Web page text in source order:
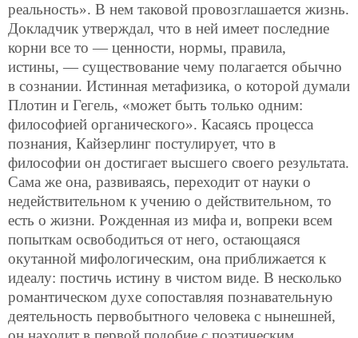
реальность». В нем таковой провозглашается жизнь.
Докладчик утверждал, что в ней имеет последние
корни все то — ценности, нормы, правила,
истины, — существование чему полагается обычно
в сознании. Истинная метафизика, о которой думали
Плотин и Гегель, «может быть только одним:
философией органического». Касаясь процесса
познания, Кайзерлинг постулирует, что в
философии он достигает высшего своего результата.
Сама же она, развиваясь, переходит от науки о
недействительном к учению о действительном, то
есть о жизни. Рожденная из мифа и, вопреки всем
попыткам освободиться от него, остающаяся
окутанной мифологическим, она приближается к
идеалу: постичь истину в чистом виде. В несколько
романтическом духе сопоставляя познавательную
деятельность первобытного человека с нынешней,